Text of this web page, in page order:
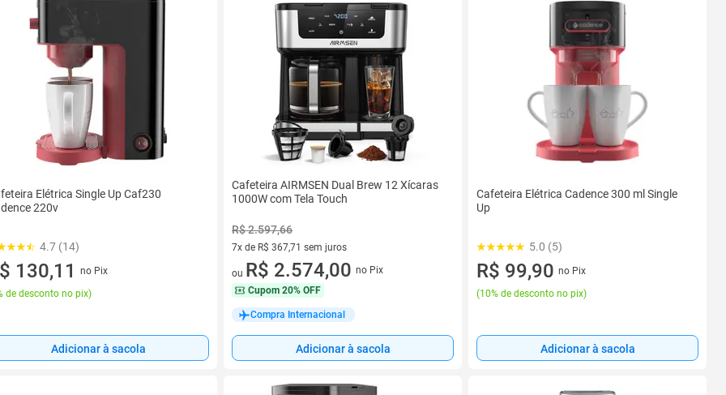
Elétrica Single Up Caf230
220v
4.7 (14)
130,11
no Pix
de desconto no pix)
Adicionar à sacola
Cafeteira AIRMSEN Dual Brew 12 Xícaras
1000W com Tela Touch
R$ 2.597,66
7x de R$ 367,71 sem juros
7 vez de R$ 367,71 sem juros
ou R$ 2.574,00 no Pix
Cupom 20% OFF
Compra Internacional
Adicionar à sacola
Cafeteira Elétrica Cadence 300 ml Single
Up
5.0 (5)
R$ 99,90 no Pix
(10% de desconto no pix)
Adicionar à sacola